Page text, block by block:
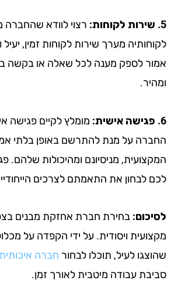
רצוי לוודא שהחברה מעמידה
מערך שירות לקוחות זמין, יעיל ואדיב.
מענה לכל שאלה או בקשה באופן
מומלץ לקיים פגישה אישית עם
על מנת להתרשם באופן בלתי אמצעי
מניסיונם ומהיכולות שלהם. פגישה
את התאמתם לצרכים הייחודיים
בחירת חברת אחזקת מבנים בצפון
ויסודית. על ידי הקפדה על מכלול
לעיל, תוכלו לבחורחברה איכותית
עבודה מיטבית לאורך זמן.